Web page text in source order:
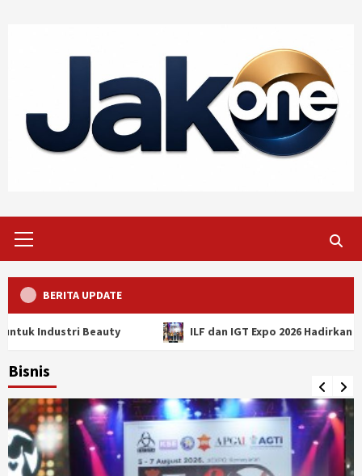
Menu
BERITA UPDATE
ILF dan IGT Expo 2026 Hadirkan Inovasi Global,
Bisnis